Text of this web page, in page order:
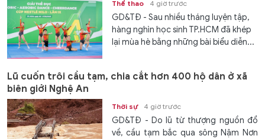
Thể thao 4 giờ trước
GD&TĐ - Sau nhiều tháng luyện tập,
hàng nghìn học sinh TP.HCM đã khép
lại mùa hè bằng những bài biểu diễn...
Lũ cuốn trôi cầu tạm, chia cắt hơn 400 hộ dân ở xã
biên giới Nghệ An
Thời sự 4 giờ trước
GD&TĐ - Do lũ từ thượng nguồn đổ
về, cầu tạm bắc qua sông Nậm Nơn